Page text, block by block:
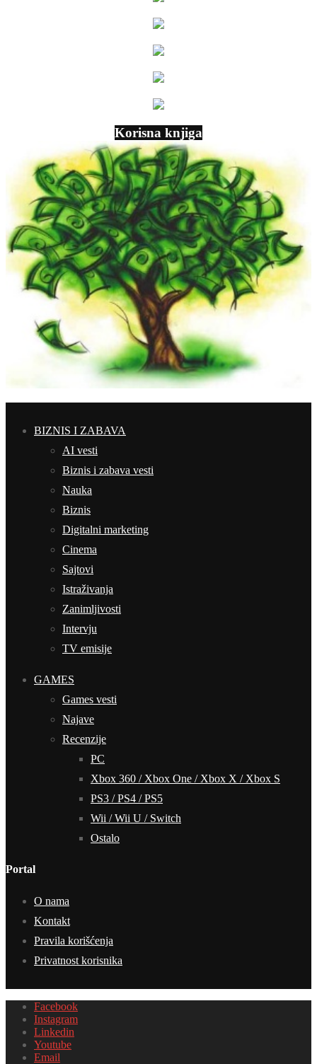
Korisna knjiga
BIZNIS I ZABAVA
AI vesti
Biznis i zabava vesti
Nauka
Biznis
Digitalni marketing
Cinema
Sajtovi
Istraživanja
Zanimljivosti
Intervju
TV emisije
GAMES
Games vesti
Najave
Recenzije
PC
Xbox 360 / Xbox One / Xbox X / Xbox S
PS3 / PS4 / PS5
Wii / Wii U / Switch
Ostalo
Portal
O nama
Kontakt
Pravila korišćenja
Privatnost korisnika
Facebook
Instagram
Linkedin
Youtube
Email